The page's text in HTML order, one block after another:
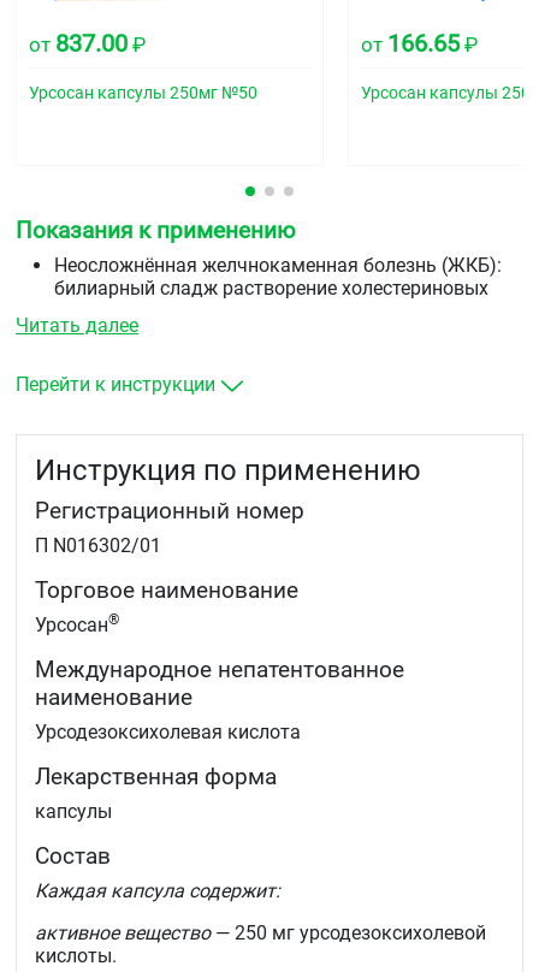
от 837.00 ₽
Урсосан капсулы 250мг №50
от 166.65₽
Урсосан капсулы
Показания к применению
Неосложнённая желчнокаменная болезнь (ЖКБ):
билиарный сладж растворение холестериновых
пузыре профилактика рецидивов
Хронические гепатиты различного генеза
первичный склерозирующий холангит, кистозный
Неалкогольная жировая болезнь печени, в том
числе неалкогольный стеатогепатит.
Вирусные гепатиты хронические.
Дискинезии желчевыводящих путей.
Билиарный рефлюкс-гастрит и рефлюкс-эзофагит.
Читать далее
Перейти к инструкции
Инструкция по применению
Регистрационный номер
П N016302/01
Торговое наименование
Урсосан®
Международное непатентованное
наименование
Урсодезоксихолевая кислота
Лекарственная форма
капсулы
Состав
Каждая капсула содержит:
активное вещество— 250 мг урсодезоксихолевой
кислоты.